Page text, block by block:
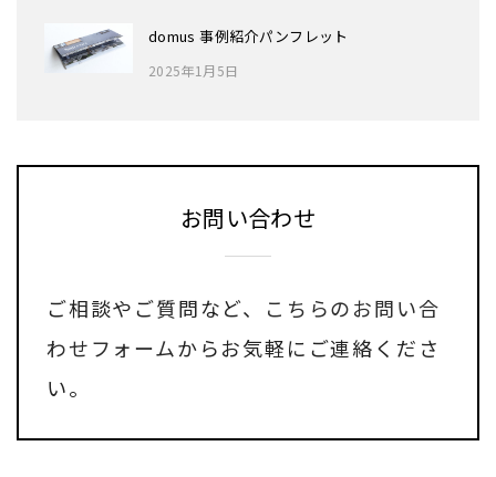
domus 事例紹介パンフレット
2025年1月5日
お問い合わせ
ご相談やご質問など、
こちらのお問い合
わせフォームからお気軽にご連絡くださ
い。